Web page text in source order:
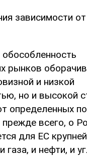
зависимости
рынков
и низкой
но и высокой
определенных
прежде всего, о
для ЕС
и нефти, и